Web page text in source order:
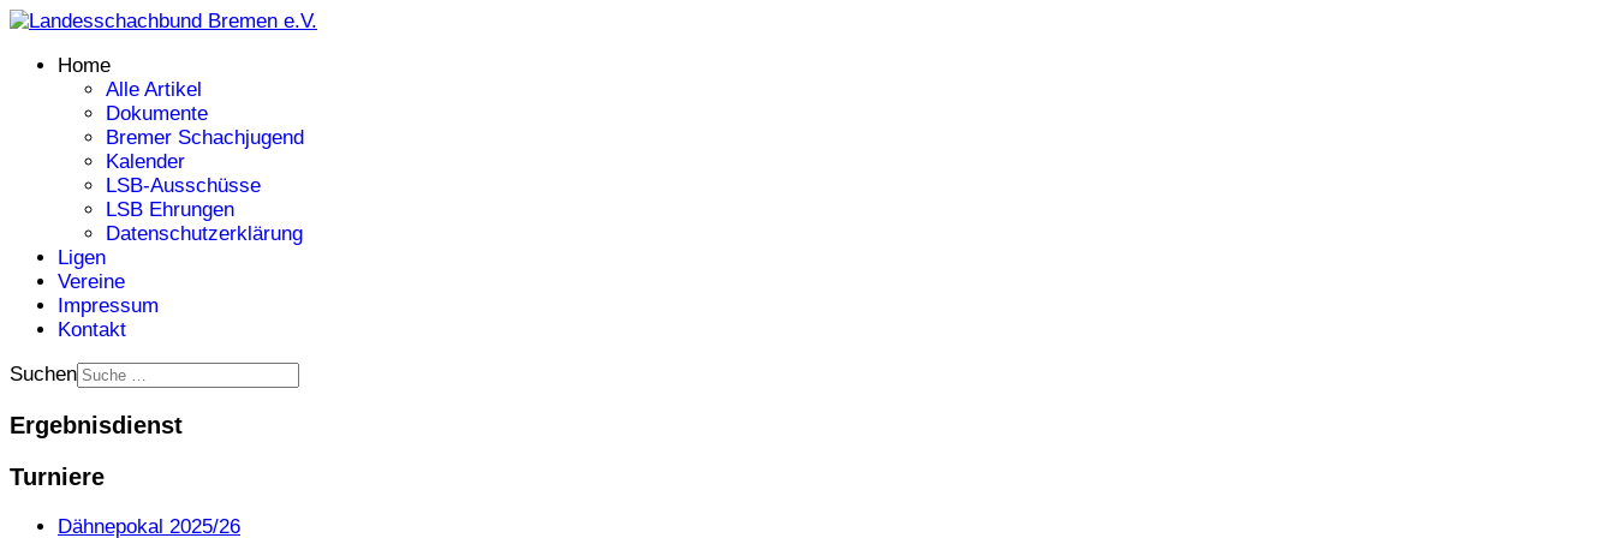
Home
Alle Artikel
Dokumente
Bremer Schachjugend
Kalender
LSB-Ausschüsse
LSB Ehrungen
Datenschutzerklärung
Ligen
Vereine
Impressum
Kontakt
Suchen
Ergebnisdienst
Turniere
Dähnepokal 2025/26